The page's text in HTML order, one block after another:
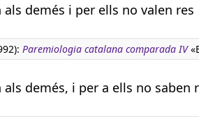
demés i per ells no valen res
Paremiologia catalana comparada IV
demés, i per a ells no saben